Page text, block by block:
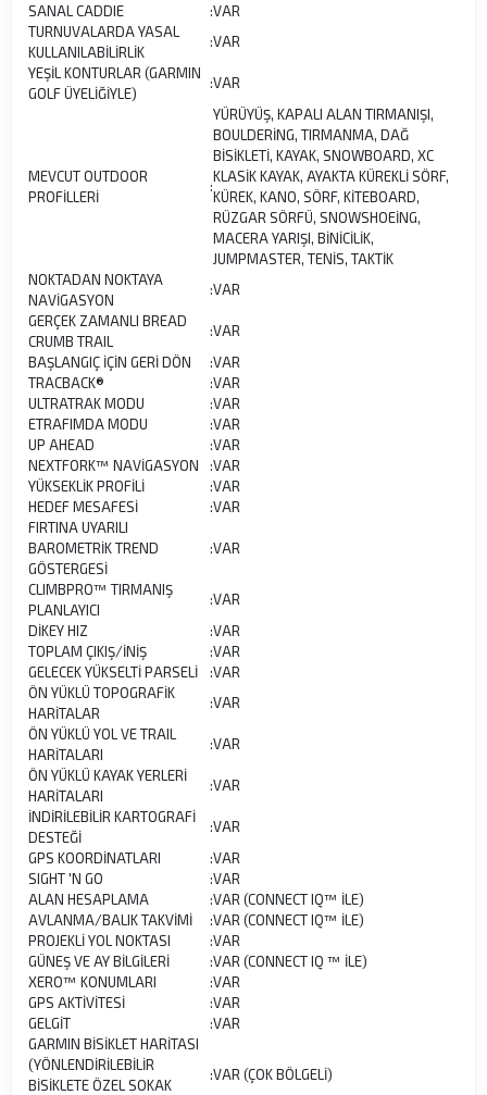
SANAL CADDIE :VAR
TURNUVALARDA YASAL
KULLANILABİLİRLİK
:VAR
YEŞİL KONTURLAR (GARMIN
GOLF ÜYELİĞİYLE)
:VAR
MEVCUT OUTDOOR
PROFİLLERİ
:
YÜRÜYÜŞ, KAPALI ALAN TIRMANIŞI,
BOULDERİNG, TIRMANMA, DAĞ
BİSİKLETİ, KAYAK, SNOWBOARD, XC
KLASİK KAYAK, AYAKTA KÜREKLİ SÖRF,
KÜREK, KANO, SÖRF, KİTEBOARD,
RÜZGAR SÖRFÜ, SNOWSHOEİNG,
MACERA YARIŞI, BİNİCİLİK,
JUMPMASTER, TENİS, TAKTİK
NOKTADAN NOKTAYA
NAVİGASYON
:VAR
GERÇEK ZAMANLI BREAD
CRUMB TRAIL
:VAR
BAŞLANGIÇ İÇİN GERİ DÖN
:VAR
TRACBACK®
:VAR
ULTRATRAK MODU
:VAR
ETRAFIMDA MODU
:VAR
UP AHEAD
:VAR
NEXTFORK™ NAVİGASYON
:VAR
YÜKSEKLİK PROFİLİ
:VAR
HEDEF MESAFESİ
:VAR
FIRTINA UYARILI
BAROMETRİK TREND
GÖSTERGESİ
:VAR
CLIMBPRO™ TIRMANIŞ
PLANLAYICI
:VAR
DİKEY HIZ
:VAR
TOPLAM ÇIKIŞ/İNİŞ
:VAR
GELECEK YÜKSELTİ PARSELİ
:VAR
ÖN YÜKLÜ TOPOGRAFİK
HARİTALAR
:VAR
ÖN YÜKLÜ YOL VE TRAIL
HARİTALARI
:VAR
ÖN YÜKLÜ KAYAK YERLERİ
HARİTALARI
:VAR
İNDİRİLEBİLİR KARTOGRAFİ
DESTEĞİ
:VAR
GPS KOORDİNATLARI
:VAR
SIGHT 'N GO
:VAR
ALAN HESAPLAMA
:VAR (CONNECT IQ™ İLE)
AVLANMA/BALIK TAKVİMİ
:VAR (CONNECT IQ™ İLE)
PROJEKLİ YOL NOKTASI
:VAR
GÜNEŞ VE AY BİLGİLERİ
:VAR (CONNECT IQ ™ İLE)
XERO™ KONUMLARI
:VAR
GPS AKTİVİTESİ
:VAR
GELGİT
:VAR
GARMIN BİSİKLET HARİTASI
(YÖNLENDİRİLEBİLİR
BİSİKLETE ÖZEL SOKAK
:VAR (ÇOK BÖLGELİ)